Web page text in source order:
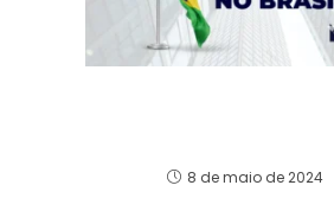
8 de maio de 2024